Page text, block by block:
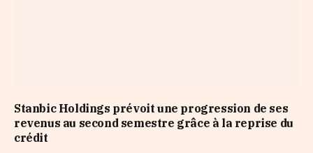
Stanbic Holdings prévoit une progression de ses
revenus au second semestre grâce à la reprise du
crédit